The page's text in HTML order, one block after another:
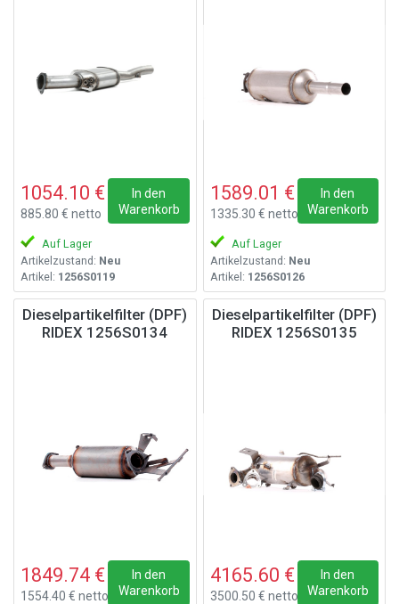
1054.10 €
885.80 € netto
In den
Warenkorb
Auf Lager
Artikelzustand: Neu
Artikel: 1256S0119
1589.01 €
1335.30 € netto
In den
Warenkorb
Auf Lager
Artikelzustand: Neu
Artikel: 1256S0126
Dieselpartikelfilter (DPF)
RIDEX 1256S0134
1849.74 €
1554.40 € netto
In den
Warenkorb
Dieselpartikelfilter (DPF)
RIDEX 1256S0135
4165.60 €
3500.50 € netto
In den
Warenkorb